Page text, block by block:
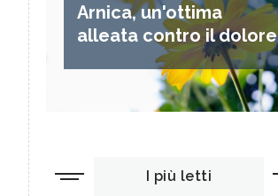
Arnica, un'ottima
alleata contro il dolore
I più letti